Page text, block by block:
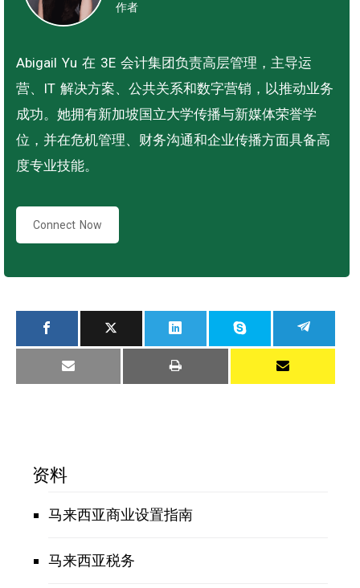
作者
Abigail Yu 在 3E 会计集团负责高层管理，主导运
营、IT 解决方案、公共关系和数字营销，以推动业务
成功。她拥有新加坡国立大学传播与新媒体荣誉学
位，并在危机管理、财务沟通和企业传播方面具备高
度专业技能。
Connect Now
资料
马来西亚商业设置指南
马来西亚税务